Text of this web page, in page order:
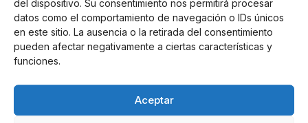
del dispositivo. Su consentimiento nos permitirá procesar
datos como el comportamiento de navegación o IDs únicos
en este sitio. La ausencia o la retirada del consentimiento
pueden afectar negativamente a ciertas características y
funciones.
Aceptar
en 'La última cena' y del premio de 'Más que Baile'. Lo
que hay que hacer…”, decía con algo de sarcasmo,
para luego insistir:“No me acordaba de ellos… Si esto
me pilla en otro momento de mi vida…"
sacó las carcajadas de el presentador.